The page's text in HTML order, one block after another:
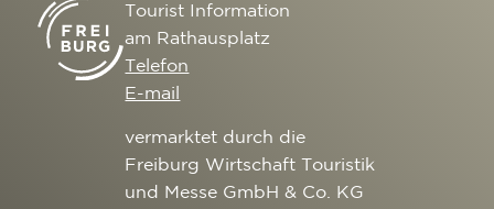
Tourist Information
am Rathausplatz
Telefon
E-mail
vermarktet durch die
Freiburg Wirtschaft Touristik
und Messe GmbH & Co. KG